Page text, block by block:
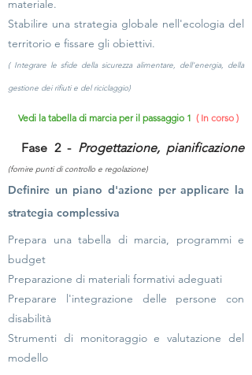
materiale.
Stabilire una strategia globale nell'ecologia del
territorio e fissare gli obiettivi.
( Integrare le sfide della sicurezza alimentare, dell'energia, della
gestione dei rifiuti e del riciclaggio)
Vedi la tabella di marcia per il passaggio 1 ( In corso )
Fase 2 - Progettazione, pianificazione
(fornire punti di controllo e regolazione)
Definire un piano d'azione per applicare la
strategia complessiva
Prepara una tabella di marcia, programmi e
budget
Preparazione di materiali formativi adeguati
Preparare l'integrazione delle persone con
disabilità
Strumenti di monitoraggio e valutazione del
modello